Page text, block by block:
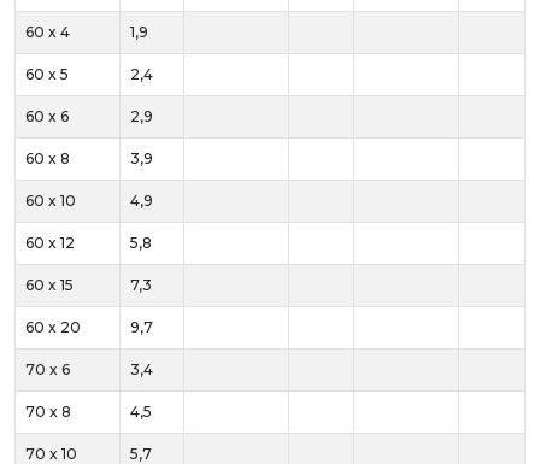
60 x 4 1,9
60 x 5 2,4
60 x 6 2,9
60 x 8 3,9
60 x 10 4,9
60 x 12 5,8
60 x 15 7,3
60 x 20 9,7
70 x 6 3,4
70 x 8 4,5
70 x 10 5,7